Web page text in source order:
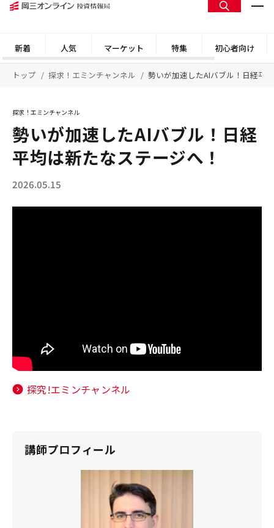
新着 人気 マーケット 特集 初心者向け
トップ 探求！エミンチャンネル 勢いが加速したAIバブル！日経平
探求！エミンチャンネル
勢いが加速したAIバブル！日経
平均は新たなステージへ！
2026.05.15
探究!エミンチャンネル
講師プロフィール